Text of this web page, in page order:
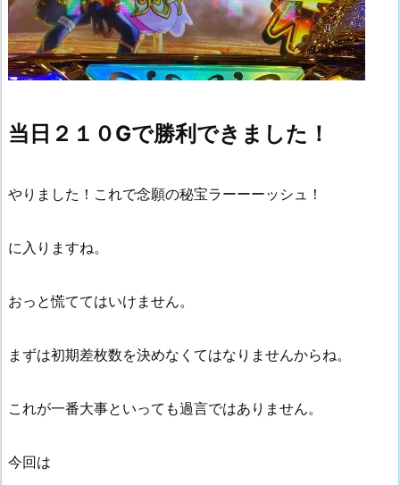
当日２１０Gで勝利できました！
やりました！これで念願の秘宝ラーーーッシュ！
に入りますね。
おっと慌ててはいけません。
まずは初期差枚数を決めなくてはなりませんからね。
これが一番大事といっても過言ではありません。
今回は